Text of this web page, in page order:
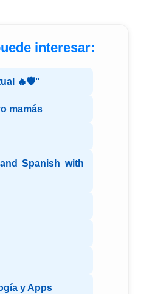
interesar:
🔥🛡️"
mamás
Spanish with
y Apps